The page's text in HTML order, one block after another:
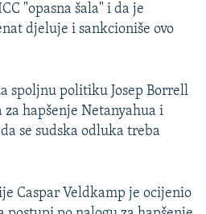
"opasna šala" i da je
djeluje i sankcioniše ovo
spoljnu politiku Josep Borrell
hapšenje Netanyahua i
se sudska odluka treba
Caspar Veldkamp je ocijenio